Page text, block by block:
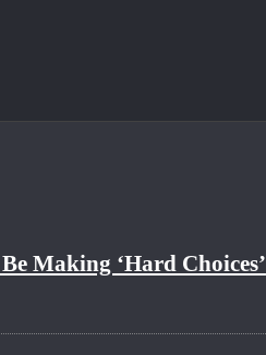
Making ‘Hard Choices’